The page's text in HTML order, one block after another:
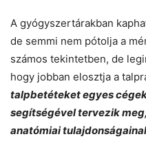
A gyógyszertárakban
de semmi nem pótolja a
számos tekintetben, de
hogy jobban elosztja a
talpbetéteket egyes
segítségével tervezik
anatómiai